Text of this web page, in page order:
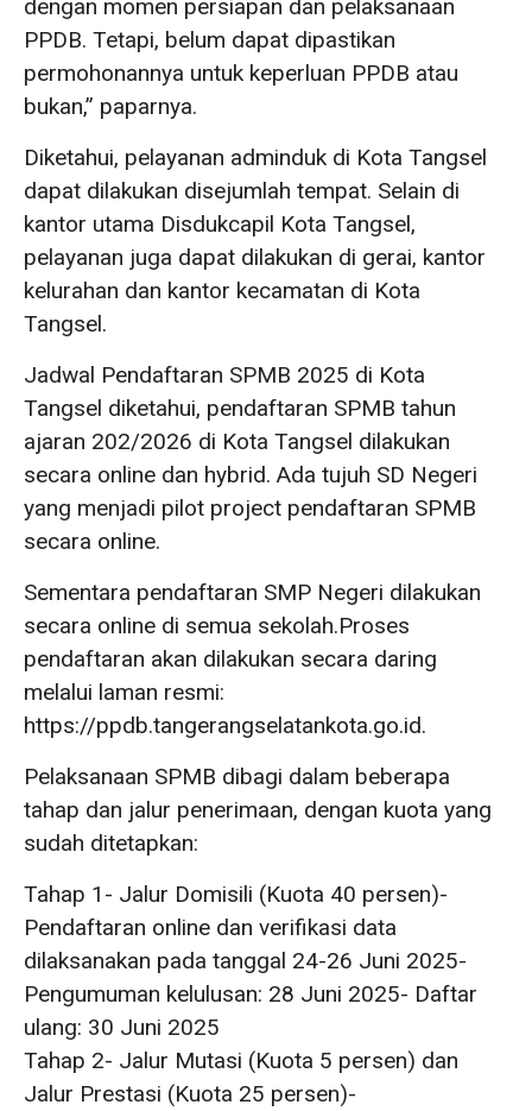
dengan momen persiapan dan pelaksanaan
PPDB. Tetapi, belum dapat dipastikan
permohonannya untuk keperluan PPDB atau
bukan,” paparnya.
Diketahui, pelayanan adminduk di Kota Tangsel
dapat dilakukan disejumlah tempat. Selain di
kantor utama Disdukcapil Kota Tangsel,
pelayanan juga dapat dilakukan di gerai, kantor
kelurahan dan kantor kecamatan di Kota
Tangsel.
Jadwal Pendaftaran SPMB 2025 di Kota
Tangsel diketahui, pendaftaran SPMB tahun
ajaran 202/2026 di Kota Tangsel dilakukan
secara online dan hybrid. Ada tujuh SD Negeri
yang menjadi pilot project pendaftaran SPMB
secara online.
Sementara pendaftaran SMP Negeri dilakukan
secara online di semua sekolah.Proses
pendaftaran akan dilakukan secara daring
melalui laman resmi:
https://ppdb.tangerangselatankota.go.id.
Pelaksanaan SPMB dibagi dalam beberapa
tahap dan jalur penerimaan, dengan kuota yang
sudah ditetapkan:
Tahap 1- Jalur Domisili (Kuota 40 persen)-
Pendaftaran online dan verifikasi data
dilaksanakan pada tanggal 24-26 Juni 2025-
Pengumuman kelulusan: 28 Juni 2025- Daftar
ulang: 30 Juni 2025
Tahap 2- Jalur Mutasi (Kuota 5 persen) dan
Jalur Prestasi (Kuota 25 persen)-